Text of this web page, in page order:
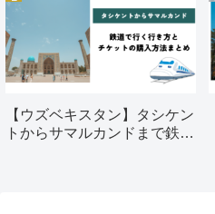
【ウズベキスタン】タシケン
トからサマルカンドまで鉄道